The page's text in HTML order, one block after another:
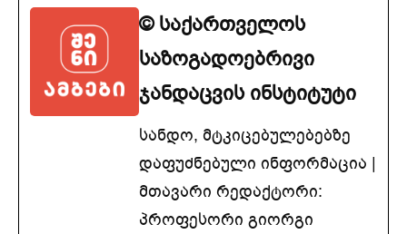
© საქართველოს
საზოგადოებრივი
ჯანდაცვის ინსტიტუტი
სანდო, მტკიცებულებებზე
დაფუძნებული ინფორმაცია |
მთავარი რედაქტორი:
პროფესორი გიორგი